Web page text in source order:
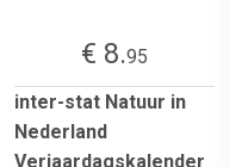
€ 8.95
inter-stat Natuur in
Nederland
Verjaardagskalender